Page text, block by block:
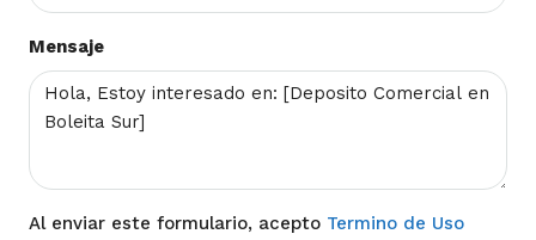
Mensaje
Al enviar este formulario, acepto Termino de Uso